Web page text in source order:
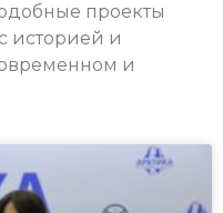
проекты
историей и
и